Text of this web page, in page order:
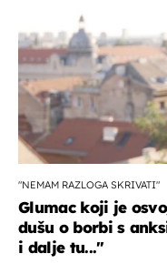
"NEMAM RAZLOGA SKRIVATI"
Glumac koji je
dušu o borbi s
i dalje tu..."